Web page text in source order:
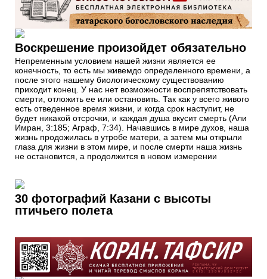
Воскрешение произойдет обязательно
Непременным условием нашей жизни является ее
конечность, то есть мы живемдо определенного времени, а
после этого нашему биологическому существованию
приходит конец. У нас нет возможности воспрепятствовать
смерти, отложить ее или остановить. Так как у всего живого
есть отведенное время жизни, и когда срок наступит, не
будет никакой отсрочки, и каждая душа вкусит смерть (Али
Имран, 3:185; Аграф, 7:34). Начавшись в мире духов, наша
жизнь продожилась в утробе матери, а затем мы открыли
глаза для жизни в этом мире, и после смерти наша жизнь
не остановится, а продолжится в новом измерении
30 фотографий Казани с высоты
птичьего полета